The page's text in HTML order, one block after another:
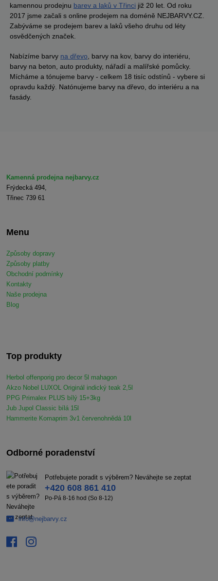
kamennou prodejnu barev a laků v Třinci již 20 let. Od roku
2017 jsme začali s online prodejem na doméně NEJBARVY.CZ.
Zabýváme se prodejem barev a laků všeho druhu od léty
osvědčených značek.
Nabízíme barvy na dřevo, barvy na kov, barvy do interiéru,
barvy na beton, auto produkty, nářadí a malířské pomůcky.
Mícháme a tónujeme barvy - celkem 18 tisíc odstínů - vybere si
opravdu každý. Natónujeme barvy na dřevo, do interiéru a na
fasády.
Kamenná prodejna nejbarvy.cz
Frýdecká 494,
Třinec 739 61
Menu
Způsoby dopravy
Způsoby platby
Obchodní podmínky
Kontakty
Naše prodejna
Blog
Top produkty
Herbol offenporig pro decor 5l mahagon
Akzo Nobel LUXOL Originál indický teak 2,5l
PPG Primalex PLUS bílý 15+3kg
Jub Jupol Classic bílá 15l
Hammerite Komaprim 3v1 červenohnědá 10l
Odborné poradenství
Potřebujete poradit s výběrem? Neváhejte se zeptat
+420 608 861 410
Po-Pá 8-16 hod (So 8-12)
info@nejbarvy.cz